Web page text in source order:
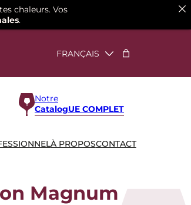
Notre
CatalogUE COMPLET
À PROPOSCONTACT
Magnum
chaleurs. Vos
.